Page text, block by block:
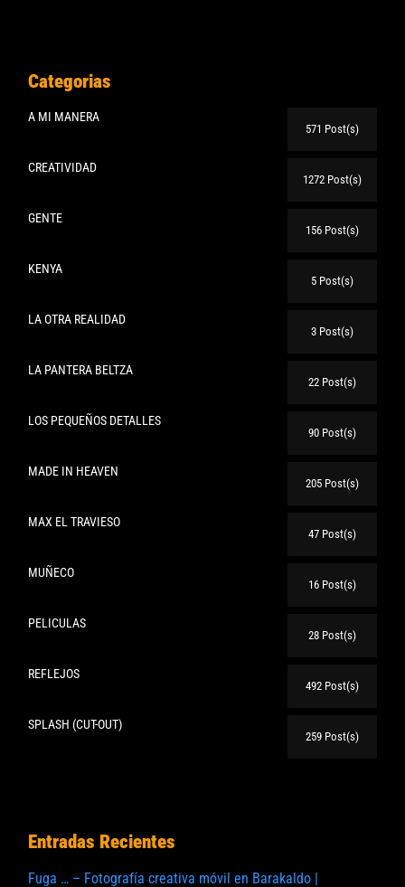
Categorias
A MI MANERA
571 Post(s)
CREATIVIDAD
1272 Post(s)
GENTE
156 Post(s)
KENYA
5 Post(s)
LA OTRA REALIDAD
3 Post(s)
LA PANTERA BELTZA
22 Post(s)
LOS PEQUEÑOS DETALLES
90 Post(s)
MADE IN HEAVEN
205 Post(s)
MAX EL TRAVIESO
47 Post(s)
MUÑECO
16 Post(s)
PELICULAS
28 Post(s)
REFLEJOS
492 Post(s)
SPLASH (CUT-OUT)
259 Post(s)
Entradas Recientes
Fuga … – Fotografía creativa móvil en Barakaldo |